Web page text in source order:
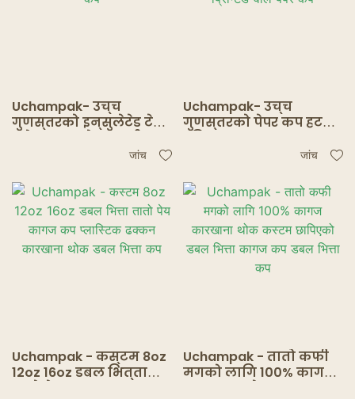
Uchampak- उच्च
गुणस्तरको इन्सुलेटेड टेक
विथ लिड्स डबल वाल कप
जांच
Uchampak- उच्च
गुणस्तरको पेपर कप हट
उत्पादित फ्लेक्सो/अफसेट
जांच
Uchampak - कस्टम 8oz
12oz 16oz डबल भित्ता
Uchampak - तातो कफी
मगको लागि 100% कागज